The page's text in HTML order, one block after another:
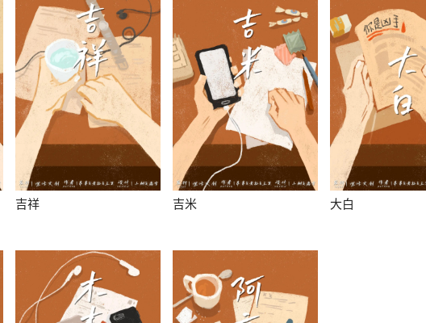
吉祥 吉米 大白